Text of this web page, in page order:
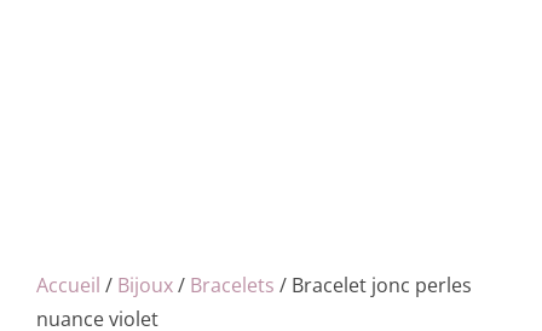
Accueil / Bijoux/ Bracelets / Bracelet jonc perles
nuance violet